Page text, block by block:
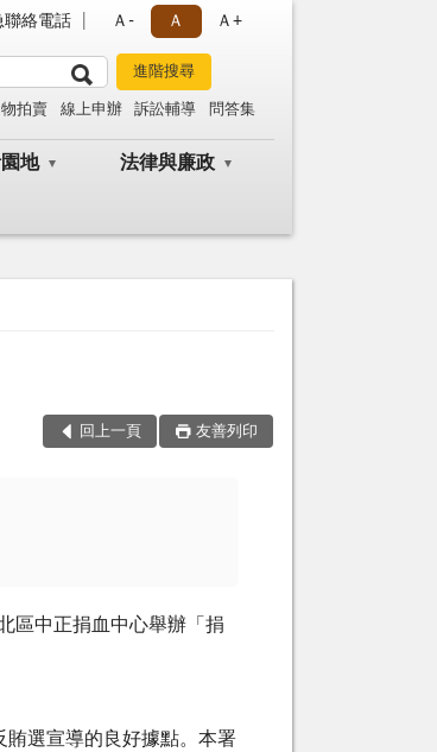
聯絡電話 Ａ- Ａ Ａ+
拍賣 線上申辦 訴訟輔導 問答集
地 法律與廉政
回上一頁 友善列印
區中正捐血中心舉辦「捐
選宣導的良好據點。本署